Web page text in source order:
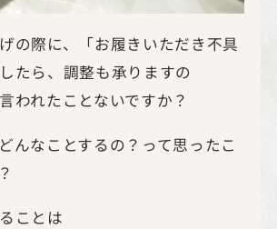
の際に、「お履きいただき不具
たら、調整も承りますの
われたことないですか？
んなことするの？って思ったこ
ことは